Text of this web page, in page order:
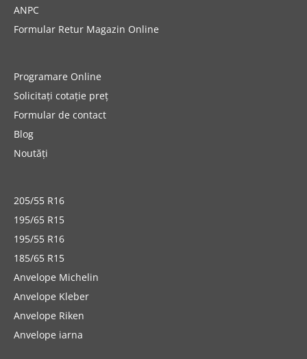
ANPC
Formular Retur Magazin Online
Programare Online
Solicitați cotație preț
Formular de contact
Blog
Noutăți
205/55 R16
195/65 R15
195/55 R16
185/65 R15
Anvelope Michelin
Anvelope Kleber
Anvelope Riken
Anvelope iarna